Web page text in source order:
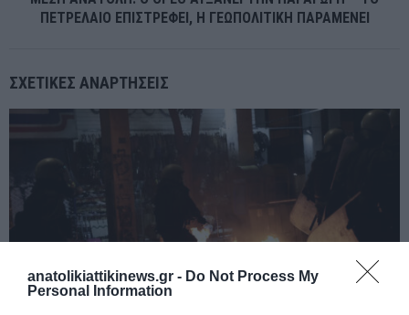
anatolikiattikinews.gr - Do Not Process My
Personal Information
ΠΕΤΡΕΛΑΙΟ ΕΠΙΣΤΡΕΦΕΙ, Η ΓΕΩΠΟΛΙΤΙΚΗ ΠΑΡΑΜΕΝΕΙ
ΣΧΕΤΙΚΈΣ ΑΝΑΡΤΉΣΕΙΣ